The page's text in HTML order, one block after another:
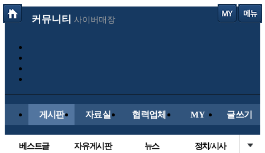
커뮤니티 사이버매장
게시판 자료실 협력업체 MY 글쓰기
베스트글 자유게시판 뉴스 정치/시사